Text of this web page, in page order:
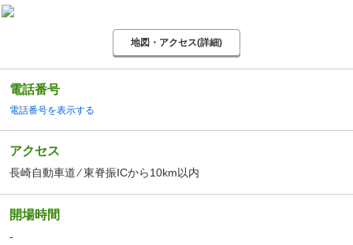
地図・アクセス(詳細)
電話番号
電話番号を表示する
アクセス
長崎自動車道 ⁄ 東脊振ICから10km以内
開場時間
-